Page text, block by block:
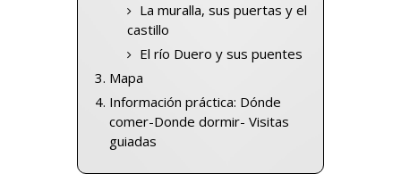
La muralla, sus puertas y el
castillo
El río Duero y sus puentes
Mapa
Información práctica: Dónde
comer-Donde dormir- Visitas
guiadas